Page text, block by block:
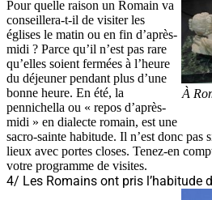
À
Pour quelle raison un Romain va
conseillera-t-il de visiter les
églises le matin ou en fin d’après-
midi ? Parce qu’il n’est pas rare
qu’elles soient fermées à l’heure
du déjeuner pendant plus d’une
bonne heure. En été, la
pennichella ou « repos d’après-
midi » en dialecte romain, est une
sacro-sainte habitude. Il n’est donc pas
lieux avec portes closes. Tenez-en
votre programme de visites.
4/ Les Romains ont pris l’habitude